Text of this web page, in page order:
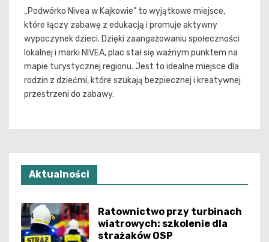
„Podwórko Nivea w Kajkowie” to wyjątkowe miejsce,
które łączy zabawę z edukacją i promuje aktywny
wypoczynek dzieci. Dzięki zaangażowaniu społeczności
lokalnej i marki NIVEA, plac stał się ważnym punktem na
mapie turystycznej regionu. Jest to idealne miejsce dla
rodzin z dziećmi, które szukają bezpiecznej i kreatywnej
przestrzeni do zabawy.
Aktualności
Ratownictwo przy turbinach
wiatrowych: szkolenie dla
strażaków OSP